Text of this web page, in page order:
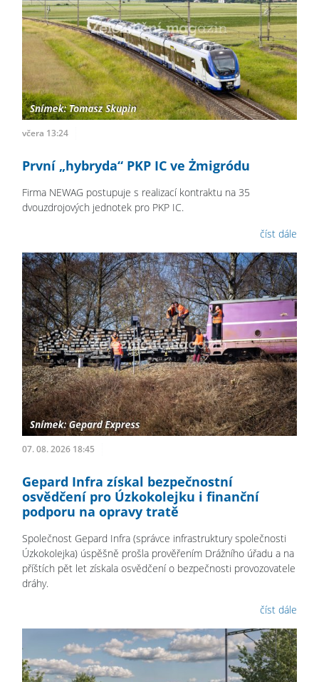
včera 13:24
První „hybryda“ PKP IC ve Żmigródu
Firma NEWAG postupuje s realizací kontraktu na 35
dvouzdrojových jednotek pro PKP IC.
číst dále
07. 08. 2026 18:45
Gepard Infra získal bezpečnostní
osvědčení pro Úzkokolejku i finanční
podporu na opravy tratě
Společnost Gepard Infra (správce infrastruktury společnosti
Úzkokolejka) úspěšně prošla prověřením Drážního úřadu a na
příštích pět let získala osvědčení o bezpečnosti provozovatele
dráhy.
číst dále